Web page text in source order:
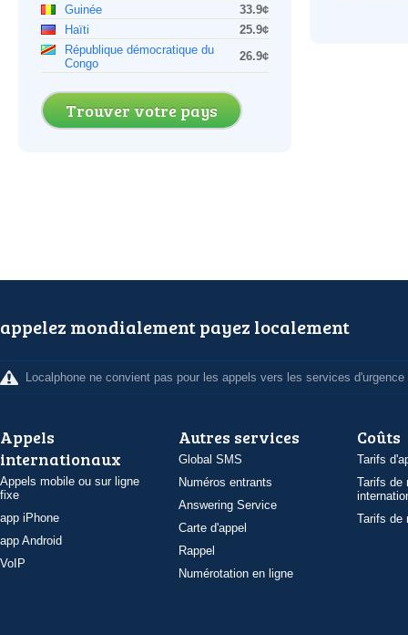
Guinée
33.9¢
Haïti
25.9¢
République démocratique du
Congo
26.9¢
Trouver votre pays
appelez mondialement payez localement
Localphone ne convient pas pour les appels vers les services d'urgence
Appels
internationaux
Appels mobile ou sur ligne
fixe
app iPhone
app Android
VoIP
Autres services
Global SMS
Numéros entrants
Answering Service
Carte d'appel
Rappel
Numérotation en ligne
Coûts
Tarifs
Tarifs de
Tarifs de